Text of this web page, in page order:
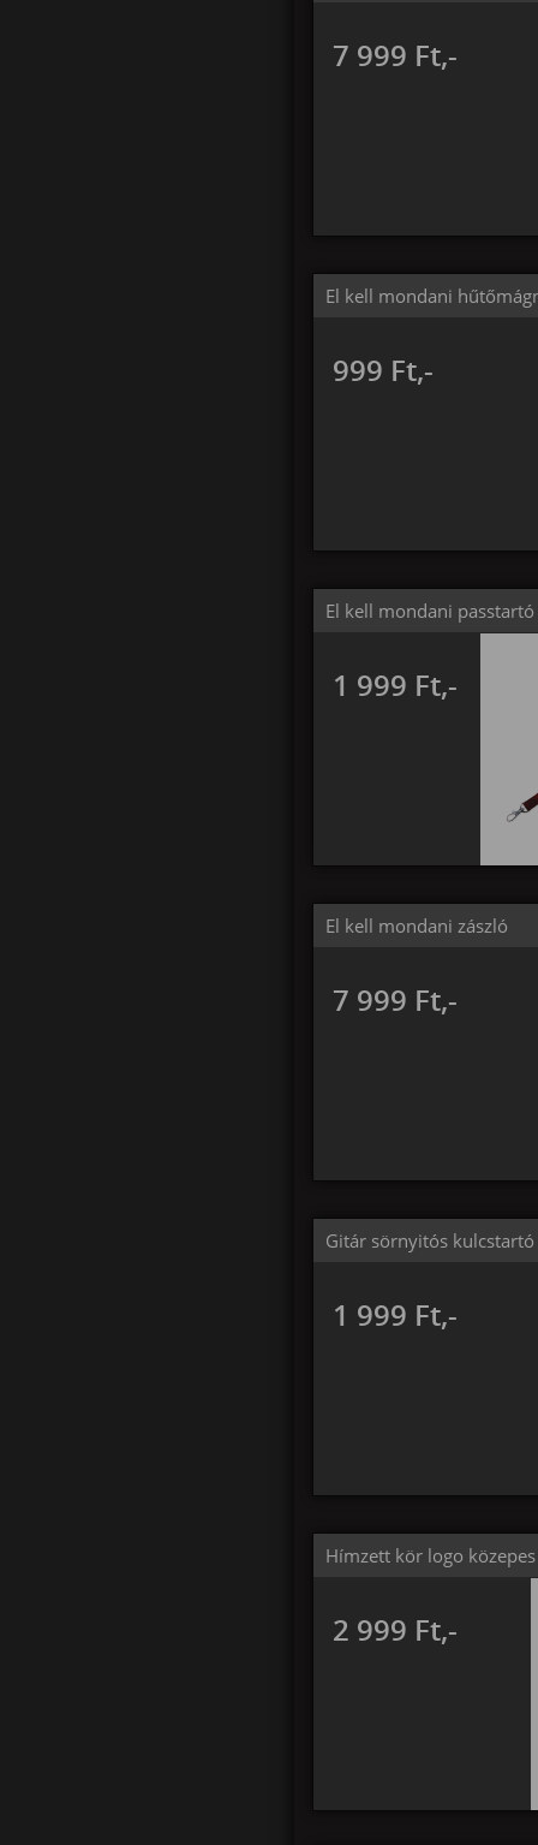
7 999 Ft,-
El kell mondani
999 Ft,-
El kell mondani passtartó
1 999 Ft,-
El kell mondani zászló
7 999 Ft,-
Gitár sörnyitós kulcstartó
1 999 Ft,-
Hímzett kör logo
2 999 Ft,-